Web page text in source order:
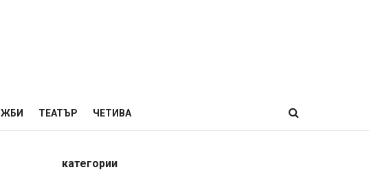
ТЕАТЪР ЧЕТИВА
категории